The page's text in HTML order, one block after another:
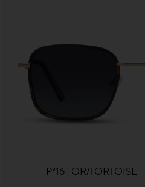
P°16 | OR/TORTOISE